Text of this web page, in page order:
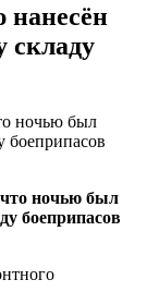
складу
ночью был
боеприпасов
ночью был
боеприпасов